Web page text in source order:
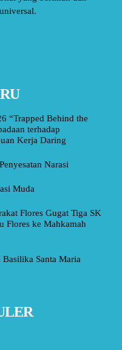
“Trapped Behind the
terhadap
Kerja Daring
Narasi
Muda
Flores Gugat Tiga SK
Flores ke Mahkamah
Basilika Santa Maria